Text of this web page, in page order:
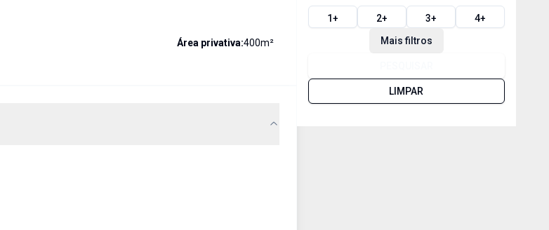
Área privativa:400m²
1+ 2+ 3+ 4+
Mais filtros
LIMPAR